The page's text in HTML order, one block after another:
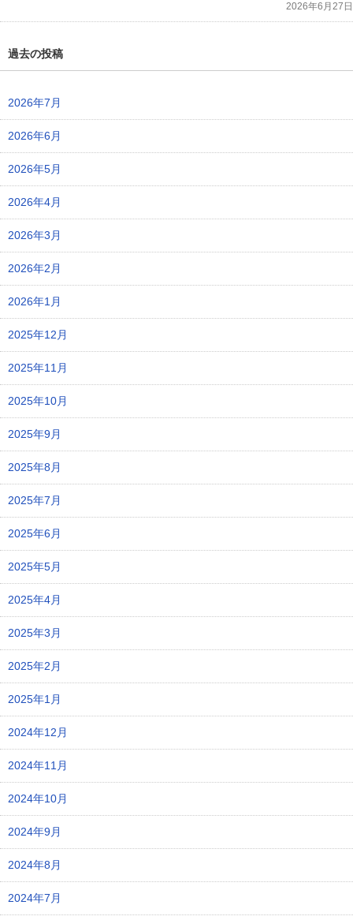
2026年6月27日
過去の投稿
2026年7月
2026年6月
2026年5月
2026年4月
2026年3月
2026年2月
2026年1月
2025年12月
2025年11月
2025年10月
2025年9月
2025年8月
2025年7月
2025年6月
2025年5月
2025年4月
2025年3月
2025年2月
2025年1月
2024年12月
2024年11月
2024年10月
2024年9月
2024年8月
2024年7月